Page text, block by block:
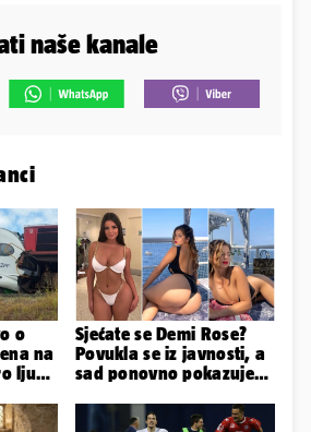
naše kanale
o
na
ljudi
Sjećate se Demi Rose?
Povukla se iz javnosti, a
sad ponovno pokazuje